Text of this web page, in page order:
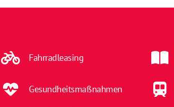
Fahrradleasing
Gesundheitsmaßnahmen